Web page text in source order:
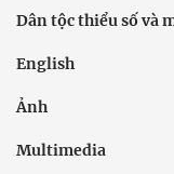
Dân tộc thiểu số và
English
Ảnh
Multimedia